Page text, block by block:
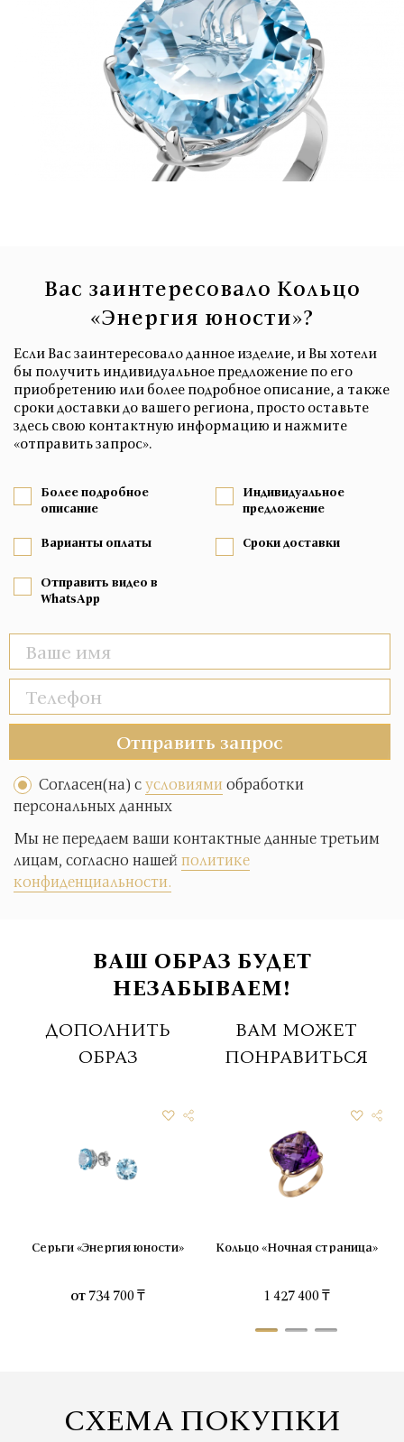
Вас заинтересовало Кольцо
«Энергия юности»?
Если Вас заинтересовало данное изделие, и Вы хотели
бы получить индивидуальное предложение по его
приобретению или более подробное описание, а также
сроки доставки до вашего региона, просто оставьте
здесь свою контактную информацию и нажмите
«отправить запрос».
Более подробное
описание
Индивидуальное
предложение
Варианты оплаты Сроки доставки
Отправить видео в
WhatsApp
Отправить запрос
Согласен(на) сусловиямиобработки
персональных данных
Мы не передаем ваши контактные данные третьим
лицам, согласно нашейполитике
конфиденциальности.
ВАШ ОБРАЗ БУДЕТ
НЕЗАБЫВАЕМ!
ДОПОЛНИТЬ
ОБРАЗ
Серьги «Энергия юности»
от 734 700 ₸
ВАМ МОЖЕТ
ПОНРАВИТЬСЯ
Кольцо «Ночная страница»
1 427 400 ₸
СХЕМА ПОКУПКИ